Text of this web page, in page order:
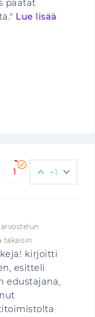
päätät
Lue lisää
1 +1
takaisin
kirjoitti
esitteli
edustajana,